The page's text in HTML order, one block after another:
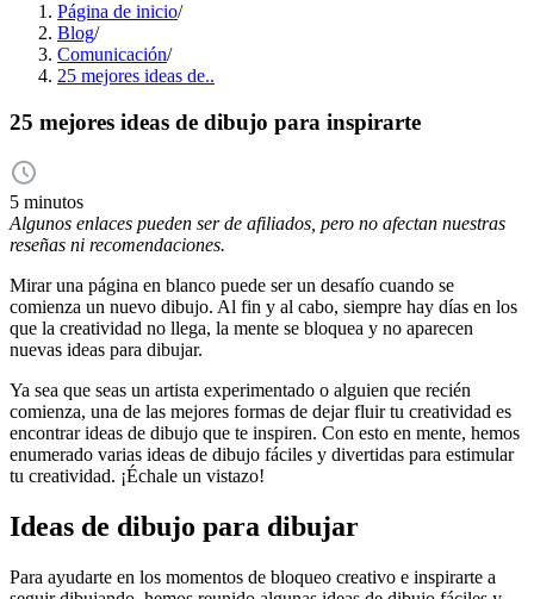
Página de inicio/
Blog/
Comunicación/
25 mejores ideas de..
25 mejores ideas de dibujo para inspirarte
5 minutos
Algunos enlaces pueden ser de afiliados, pero no afectan nuestras
reseñas ni recomendaciones.
Mirar una página en blanco puede ser un desafío cuando se
comienza un nuevo dibujo. Al fin y al cabo, siempre hay días en los
que la creatividad no llega, la mente se bloquea y no aparecen
nuevas ideas para dibujar.
Ya sea que seas un artista experimentado o alguien que recién
comienza, una de las mejores formas de dejar fluir tu creatividad es
encontrar ideas de dibujo que te inspiren. Con esto en mente, hemos
enumerado varias ideas de dibujo fáciles y divertidas para estimular
tu creatividad. ¡Échale un vistazo!
Ideas de dibujo para dibujar
Para ayudarte en los momentos de bloqueo creativo e inspirarte a